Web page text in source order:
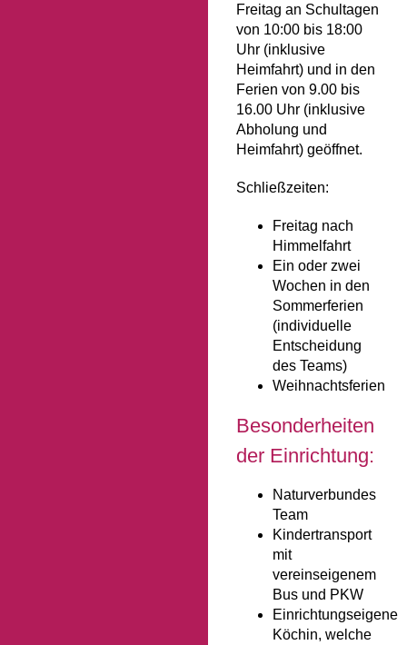
Freitag an Schultagen
von 10:00 bis 18:00
Uhr (inklusive
Heimfahrt) und in den
Ferien von 9.00 bis
16.00 Uhr (inklusive
Abholung und
Heimfahrt) geöffnet.
Schließzeiten:
Freitag nach
Himmelfahrt
Ein oder zwei
Wochen in den
Sommerferien
(individuelle
Entscheidung
des Teams)
Weihnachtsferien
Besonderheiten
der Einrichtung:
Naturverbundes
Team
Kindertransport
mit
vereinseigenem
Bus und PKW
Einrichtungseigene
Köchin, welche